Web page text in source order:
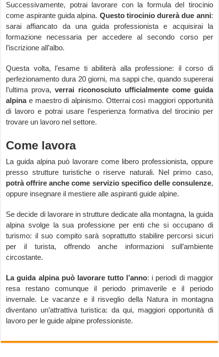
Successivamente, potrai lavorare con la formula del tirocinio
come aspirante guida alpina. Questo tirocinio durerà due anni:
sarai affiancato da una guida professionista e acquisirai la
formazione necessaria per accedere al secondo corso per
l’iscrizione all’albo.
Questa volta, l’esame ti abiliterà alla professione: il corso di
perfezionamento dura 20 giorni, ma sappi che, quando supererai
l’ultima prova, verrai riconosciuto ufficialmente come guida
alpinae maestro di alpinismo. Otterrai così maggiori opportunità
di lavoro e potrai usare l’esperienza formativa del tirocinio per
trovare un lavoro nel settore.
Come lavora
La guida alpina può lavorare come libero professionista, oppure
presso strutture turistiche o riserve naturali. Nel primo caso,
potrà offrire anche come servizio specifico delle consulenze,
oppure insegnare il mestiere alle aspiranti guide alpine.
Se decide di lavorare in strutture dedicate alla montagna, la guida
alpina svolge la sua professione per enti che si occupano di
turismo: il suo compito sarà soprattutto stabilire percorsi sicuri
per il turista, offrendo anche informazioni sull’ambiente
circostante.
La guida alpina può lavorare tutto l’anno: i periodi di maggior
resa restano comunque il periodo primaverile e il periodo
invernale. Le vacanze e il risveglio della Natura in montagna
diventano un’attrattiva turistica: da qui, maggiori opportunità di
lavoro per le guide alpine professioniste.